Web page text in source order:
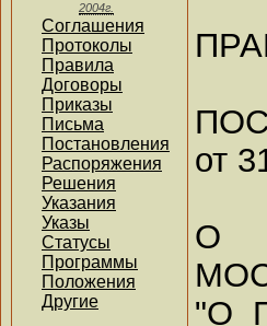
2004г.
Соглашения
Протоколы
Правила
Договоры
Приказы
Письма
Постановления
Распоряжения
Решения
Указания
Указы
Статусы
Программы
Положения
Другие
от
О
"О